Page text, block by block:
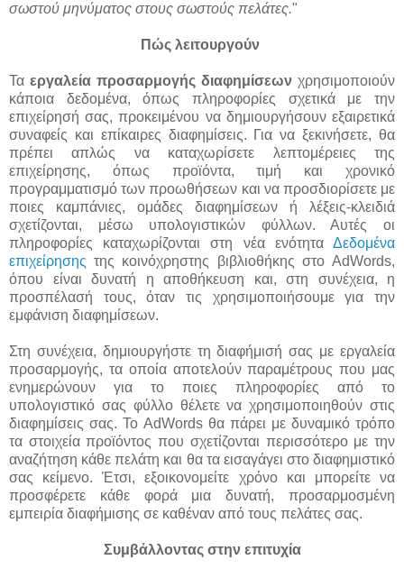
σωστού μηνύματος στους σωστούς πελάτες."
Πώς λειτουργούν
Τα εργαλεία προσαρμογής διαφημίσεων χρησιμοποιούν
κάποια δεδομένα, όπως πληροφορίες σχετικά με την
επιχείρησή σας, προκειμένου να δημιουργήσουν εξαιρετικά
συναφείς και επίκαιρες διαφημίσεις. Για να ξεκινήσετε, θα
πρέπει απλώς να καταχωρίσετε λεπτομέρειες της
επιχείρησης, όπως προϊόντα, τιμή και χρονικό
προγραμματισμό των προωθήσεων και να προσδιορίσετε με
ποιες καμπάνιες, ομάδες διαφημίσεων ή λέξεις-κλειδιά
σχετίζονται, μέσω υπολογιστικών φύλλων. Αυτές οι
πληροφορίες καταχωρίζονται στη νέα ενότητα Δεδομένα
επιχείρησης της κοινόχρηστης βιβλιοθήκης στο AdWords,
όπου είναι δυνατή η αποθήκευση και, στη συνέχεια, η
προσπέλασή τους, όταν τις χρησιμοποιήσουμε για την
εμφάνιση διαφημίσεων.
Στη συνέχεια, δημιουργήστε τη διαφήμισή σας με εργαλεία
προσαρμογής, τα οποία αποτελούν παραμέτρους που μας
ενημερώνουν για το ποιες πληροφορίες από το
υπολογιστικό σας φύλλο θέλετε να χρησιμοποιηθούν στις
διαφημίσεις σας. Το AdWords θα πάρει με δυναμικό τρόπο
τα στοιχεία προϊόντος που σχετίζονται περισσότερο με την
αναζήτηση κάθε πελάτη και θα τα εισαγάγει στο διαφημιστικό
σας κείμενο. Έτσι, εξοικονομείτε χρόνο και μπορείτε να
προσφέρετε κάθε φορά μια δυνατή, προσαρμοσμένη
εμπειρία διαφήμισης σε καθέναν από τους πελάτες σας.
Συμβάλλοντας στην επιτυχία